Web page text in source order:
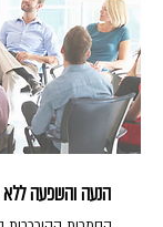
הנעה והשפעה ללא